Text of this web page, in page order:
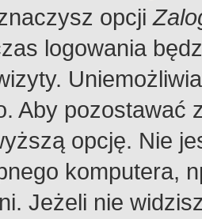
opcji
logowania
Aby pozostawać
opcję. Nie
komputera,
Jeżeli nie